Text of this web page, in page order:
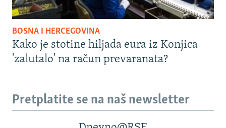
BOSNA I HERCEGOVINA
Kako je stotine hiljada eura iz Konjica
'zalutalo' na račun prevaranata?
Pretplatite se na naš newsletter